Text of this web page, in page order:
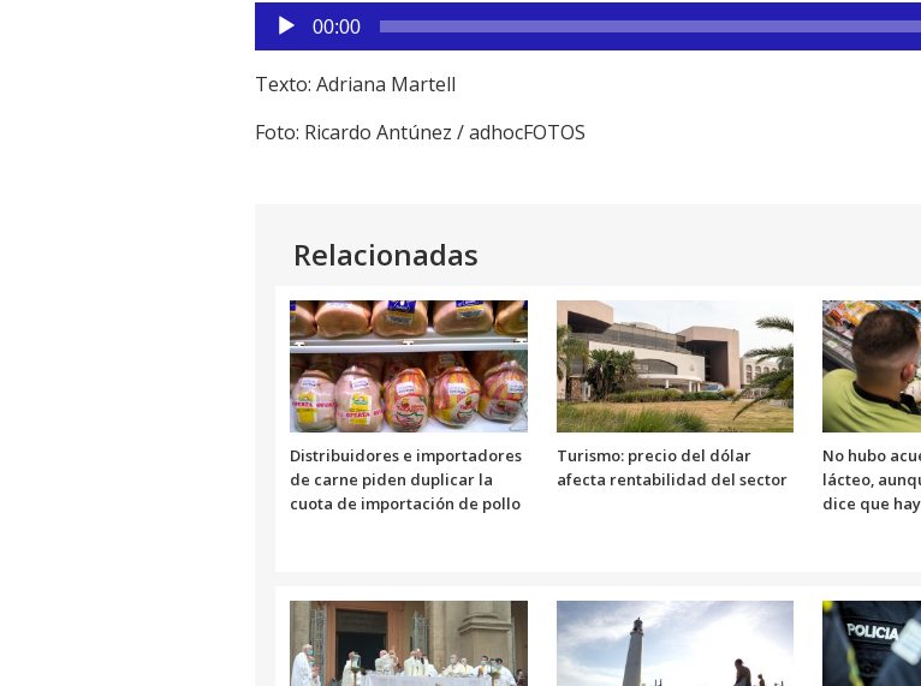
Reproductor
de
audio
00:00
Texto: Adriana Martell
Foto: Ricardo Antúnez / adhocFOTOS
Relacionadas
Distribuidores e importadores
de carne piden duplicar la
cuota de importación de pollo
Turismo: precio del dólar
afecta rentabilidad del sector
No hubo
lácteo,
dice que